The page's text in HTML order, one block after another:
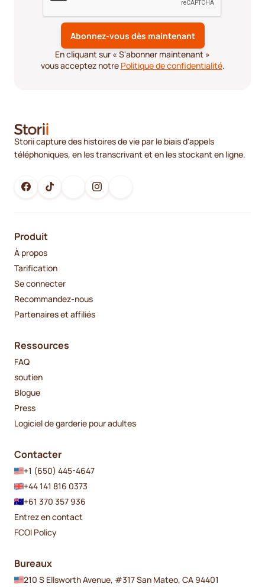
En cliquant sur « S'abonner maintenant »
vous acceptez notre Politique de confidentialité.
Storii capture des histoires de vie par le biais d'appels
téléphoniques, en les transcrivant et en les stockant en ligne.
Produit
À propos
Tarification
Se connecter
Recommandez-nous
Partenaires et affiliés
Ressources
FAQ
soutien
Blogue
Press
Logiciel de garderie pour adultes
Contacter
+1 (650) 445-4647
+44 141 816 0373
+61 370 357 936
Entrez en contact
FCOI Policy
Bureaux
210 S Ellsworth Avenue, #317 San Mateo, CA 94401